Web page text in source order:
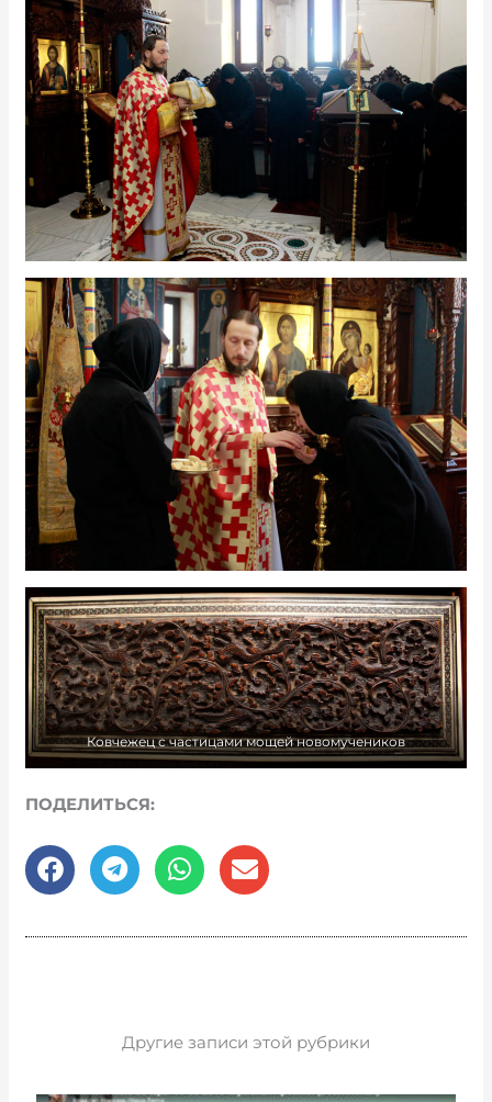
Ковчежец с частицами мощей новомучеников
ПОДЕЛИТЬСЯ:
Другие записи этой рубрики